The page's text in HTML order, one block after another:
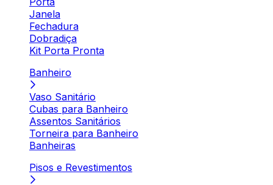
Janela
Fechadura
Dobradiça
Kit Porta Pronta
Banheiro
Vaso Sanitário
Cubas para Banheiro
Assentos Sanitários
Torneira para Banheiro
Banheiras
Pisos e Revestimentos